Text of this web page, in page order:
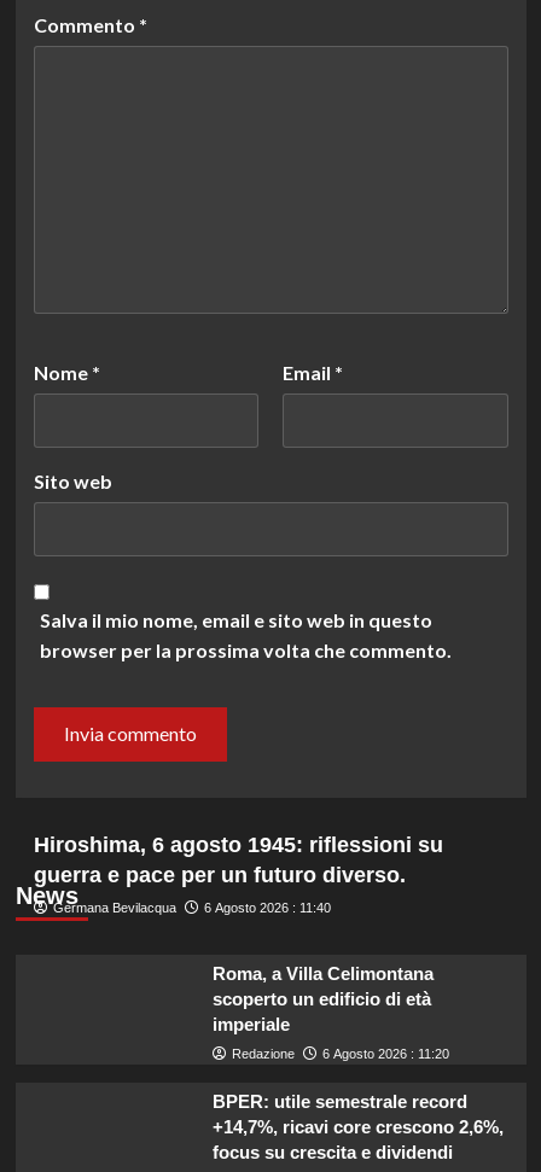
Commento *
Nome * Email *
Sito web
Salva il mio nome, email e sito web in questo
browser per la prossima volta che commento.
News
Hiroshima, 6 agosto 1945: riflessioni su
guerra e pace per un futuro diverso.
Germana Bevilacqua 6 Agosto 2026 : 11:40
Roma, a Villa Celimontana
scoperto un edificio di età
imperiale
Redazione 6 Agosto 2026 : 11:20
BPER: utile semestrale record
+14,7%, ricavi core crescono 2,6%,
focus su crescita e dividendi